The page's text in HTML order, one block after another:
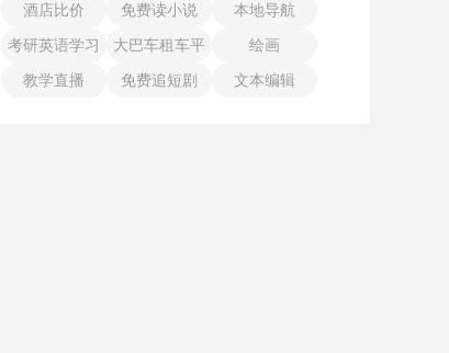
酒店比价
免费读小说
本地导航
考研英语学习
大巴车租车平
台
绘画
教学直播
免费追短剧 文本编辑